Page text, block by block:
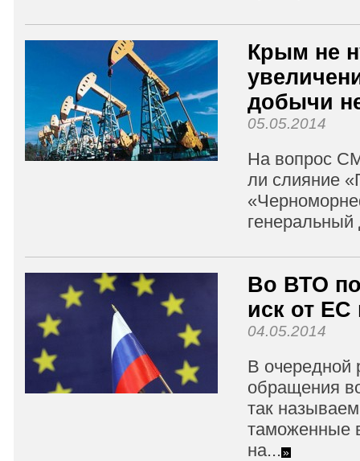
Крым не
добычи
05.05.2014
На вопрос
ли слияние
генеральный
Во ВТО
иск от
04.05.2014
В очередной
обращения
так
таможенные
на... »